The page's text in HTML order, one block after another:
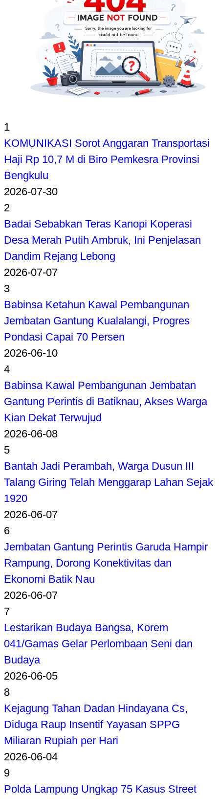
1
KOMUNIKASI Sorot Anggaran Transportasi
Haji Rp 10,7 M di Biro Pemkesra Provinsi
Bengkulu
2026-07-30
2
Badai Sebabkan Teras Kanopi Koperasi
Desa Merah Putih Ambruk, Ini Penjelasan
Dandim Rejang Lebong
2026-07-07
3
Babinsa Ketahun Kawal Pembangunan
Jembatan Gantung Kualalangi, Progres
Pondasi Capai 70 Persen
2026-06-10
4
Babinsa Kawal Pembangunan Jembatan
Gantung Perintis di Batiknau, Akses Warga
Kian Dekat Terwujud
2026-06-08
5
Bantah Jadi Perambah, Warga Dusun III
Talang Giring Telah Menggarap Lahan Sejak
1920
2026-06-07
6
Jembatan Gantung Perintis Garuda Hampir
Rampung, Dorong Konektivitas dan
Ekonomi Batik Nau
2026-06-07
7
Lestarikan Budaya Bangsa, Korem
041/Gamas Gelar Perlombaan Seni dan
Budaya
2026-06-05
8
Kejagung Tahan Dadan Hindayana Cs,
Diduga Raup Insentif Yayasan SPPG
Miliaran Rupiah per Hari
2026-06-04
9
Polda Lampung Ungkap 75 Kasus Street